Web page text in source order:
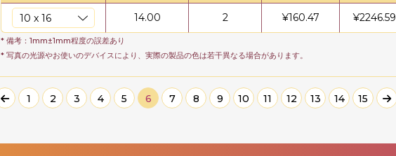
14.00 2 ¥160.47 ¥2246.59
* 備考：1mm±1mm程度の誤差あり
* 写真の光源やお使いのデバイスにより、実際の製品の色は若干異なる場合があります。
1 2 3 4 5 6 7 8 9 10 11 12 13 14 15